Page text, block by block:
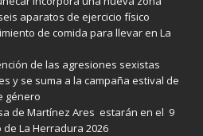
aparatos de ejercicio físico
de comida para llevar en La
de las agresiones sexistas
y se suma a la campaña estival de
género
de Martínez Ares estarán en el 9
La Herradura 2026